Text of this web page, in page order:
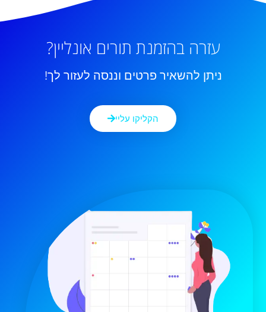
עזרה בהזמנת תורים אונליין?
ניתן להשאיר פרטים וננסה לעזור לך!
הקליקו עליי